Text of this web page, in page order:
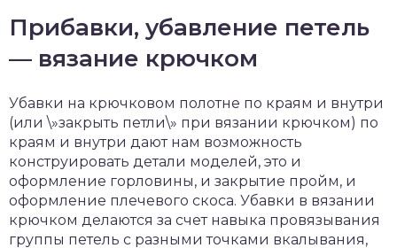
Прибавки, убавление петель
— вязание крючком
Убавки на крючковом полотне по краям и внутри
(или \»закрыть петли\» при вязании крючком) по
краям и внутри дают нам возможность
конструировать детали моделей, это и
оформление горловины, и закрытие пройм, и
оформление плечевого скоса. Убавки в вязании
крючком делаются за счет навыка провязывания
группы петель с разными точками вкалывания,